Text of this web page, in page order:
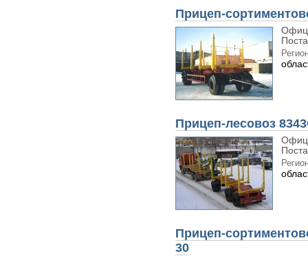
Прицеп-
Прицеп-лесовоз
Прицеп-
30